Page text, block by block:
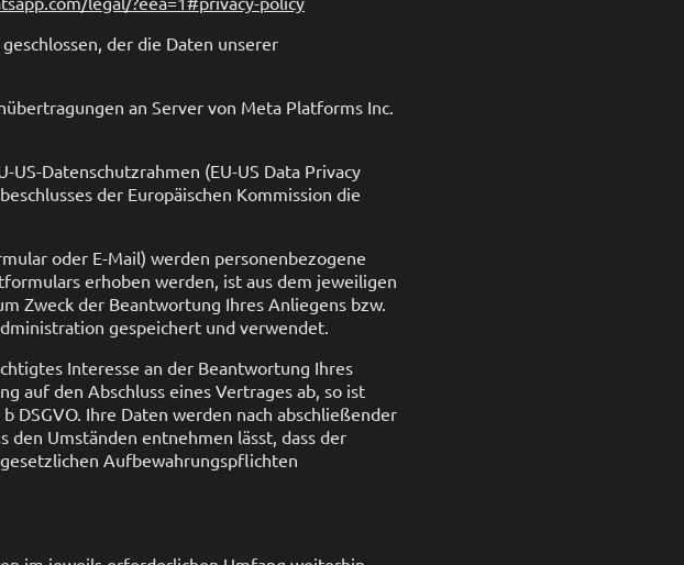
der die Daten unserer
an Server von Meta Platforms Inc.
Datenschutzrahmen (EU-US Data Privacy
der Europäischen Kommission die
oder E-Mail) werden personenbezogene
erhoben werden, ist aus dem jeweiligen
Zweck der Beantwortung Ihres Anliegens bzw.
gespeichert und verwendet.
Interesse an der Beantwortung Ihres
auf den Abschluss eines Vertrages ab, so ist
DSGVO. Ihre Daten werden nach abschließender
den Umständen entnehmen lässt, dass der
Aufbewahrungspflichten